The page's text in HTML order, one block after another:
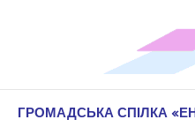
ГРОМАДСЬКА СПІЛКА